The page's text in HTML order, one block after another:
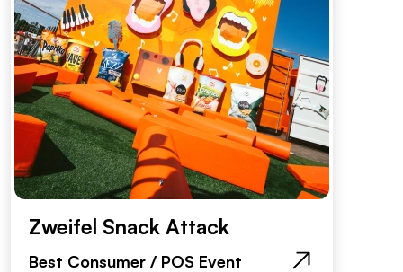
Zweifel Snack Attack
Best Consumer / POS Event